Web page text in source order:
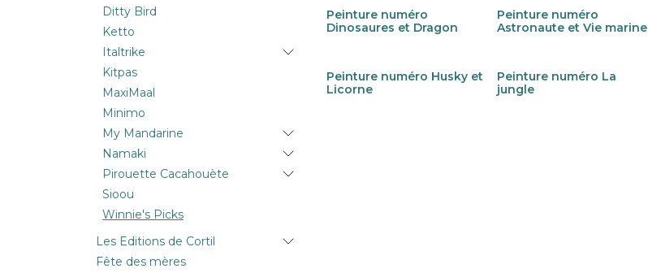
Ditty Bird
Ketto
Italtrike
Kitpas
MaxiMaal
Minimo
My Mandarine
Namaki
Pirouette Cacahouète
Sioou
Winnie's Picks
Les Editions de Cortil
Fête des mères
Peinture numéro
Dinosaures et Dragon
Peinture numéro
Astronaute et Vie marine
Peinture numéro Husky et
Licorne
Peinture numéro La
jungle